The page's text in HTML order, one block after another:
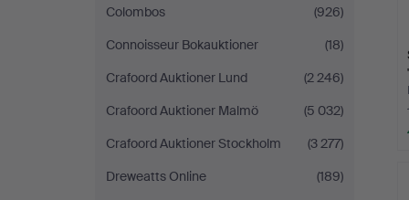
Colombos
(926)
Connoisseur Bokauktioner
(18)
Crafoord Auktioner Lund
(2 246)
Crafoord Auktioner Malmö
(5 032)
Crafoord Auktioner Stockholm
(3 277)
Dreweatts Online
(189)